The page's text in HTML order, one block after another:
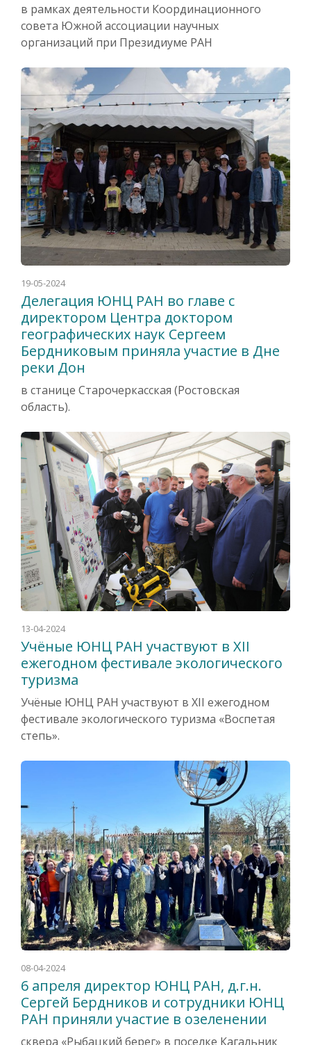
в рамках деятельности Координационного
совета Южной ассоциации научных
организаций при Президиуме РАН
19-05-2024
Делегация ЮНЦ РАН во главе с
директором Центра доктором
географических наук Сергеем
Бердниковым приняла участие в Дне
реки Дон
в станице Старочеркасская (Ростовская
область).
13-04-2024
Учёные ЮНЦ РАН участвуют в ХII
ежегодном фестивале экологического
туризма
Учёные ЮНЦ РАН участвуют в ХII ежегодном
фестивале экологического туризма «Воспетая
степь».
08-04-2024
6 апреля директор ЮНЦ РАН, д.г.н.
Сергей Бердников и сотрудники ЮНЦ
РАН приняли участие в озеленении
сквера «Рыбацкий берег» в поселке Кагальник